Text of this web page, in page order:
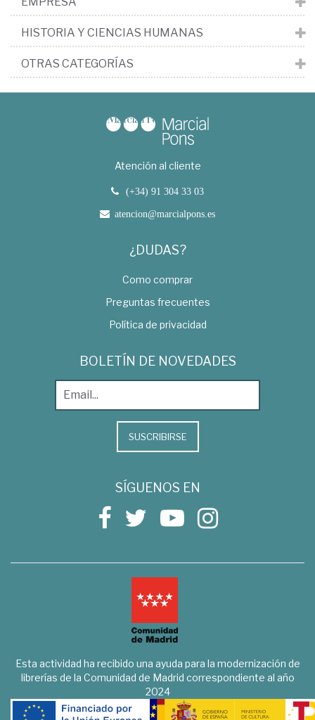
HISTORIA Y CIENCIAS HUMANAS
OTRAS CATEGORÍAS
Atención al cliente
(+34) 91 304 33 03
atencion@marcialpons.es
¿DUDAS?
Como comprar
Preguntas frecuentes
Política de privacidad
BOLETÍN DE NOVEDADES
SUSCRIBIRSE
SÍGUENOS EN
Esta actividad ha recibido una ayuda para la modernización de
librerías de la Comunidad de Madrid correspondiente al año
2024